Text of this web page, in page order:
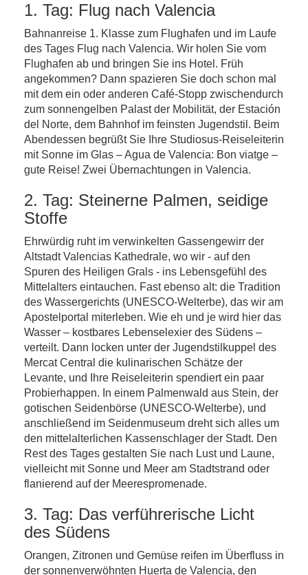
1. Tag: Flug nach Valencia
Bahnanreise 1. Klasse zum Flughafen und im Laufe
des Tages Flug nach Valencia. Wir holen Sie vom
Flughafen ab und bringen Sie ins Hotel. Früh
angekommen? Dann spazieren Sie doch schon mal
mit dem ein oder anderen Café-Stopp zwischendurch
zum sonnengelben Palast der Mobilität, der Estación
del Norte, dem Bahnhof im feinsten Jugendstil. Beim
Abendessen begrüßt Sie Ihre Studiosus-Reiseleiterin
mit Sonne im Glas – Agua de Valencia: Bon viatge –
gute Reise! Zwei Übernachtungen in Valencia.
2. Tag: Steinerne Palmen, seidige
Stoffe
Ehrwürdig ruht im verwinkelten Gassengewirr der
Altstadt Valencias Kathedrale, wo wir - auf den
Spuren des Heiligen Grals - ins Lebensgefühl des
Mittelalters eintauchen. Fast ebenso alt: die Tradition
des Wassergerichts (UNESCO-Welterbe), das wir am
Apostelportal miterleben. Wie eh und je wird hier das
Wasser – kostbares Lebenselexier des Südens –
verteilt. Dann locken unter der Jugendstilkuppel des
Mercat Central die kulinarischen Schätze der
Levante, und Ihre Reiseleiterin spendiert ein paar
Probierhappen. In einem Palmenwald aus Stein, der
gotischen Seidenbörse (UNESCO-Welterbe), und
anschließend im Seidenmuseum dreht sich alles um
den mittelalterlichen Kassenschlager der Stadt. Den
Rest des Tages gestalten Sie nach Lust und Laune,
vielleicht mit Sonne und Meer am Stadtstrand oder
flanierend auf der Meerespromenade.
3. Tag: Das verführerische Licht
des Südens
Orangen, Zitronen und Gemüse reifen im Überfluss in
der sonnenverwöhnten Huerta de Valencia, den